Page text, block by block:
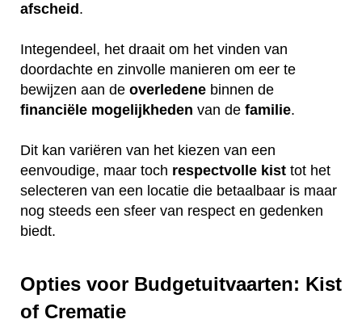
afscheid .
Integendeel, het draait om het vinden van
doordachte en zinvolle manieren om eer te
bewijzen aan de overledene binnen de
financiële mogelijkheden van de familie.
Dit kan variëren van het kiezen van een
eenvoudige, maar toch respectvolle kist tot het
selecteren van een locatie die betaalbaar is maar
nog steeds een sfeer van respect en gedenken
biedt.
Opties voor Budgetuitvaarten: Kist
of Crematie